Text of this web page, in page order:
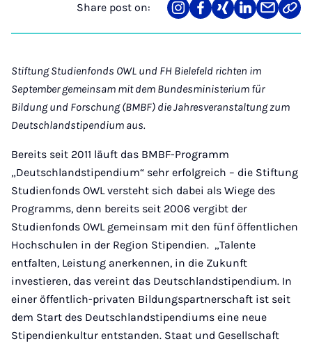
Share post on:
Share
on
Teilen
auf
Teilen
auf
Teilen
auf
Teilen
über
Link
Stiftung Studienfonds OWL und FH Bielefeld richten im
September gemeinsam mit dem Bundesministerium für
Bildung und Forschung (BMBF) die Jahresveranstaltung zum
Deutschlandstipendium aus.
Bereits seit 2011 läuft das BMBF-Programm
„Deutschlandstipendium“ sehr erfolgreich – die Stiftung
Studienfonds OWL versteht sich dabei als Wiege des
Programms, denn bereits seit 2006 vergibt der
Studienfonds OWL gemeinsam mit den fünf öffentlichen
Hochschulen in der Region Stipendien. „Talente
entfalten, Leistung anerkennen, in die Zukunft
investieren, das vereint das Deutschlandstipendium. In
einer öffentlich-privaten Bildungspartnerschaft ist seit
dem Start des Deutschlandstipendiums eine neue
Stipendienkultur entstanden. Staat und Gesellschaft